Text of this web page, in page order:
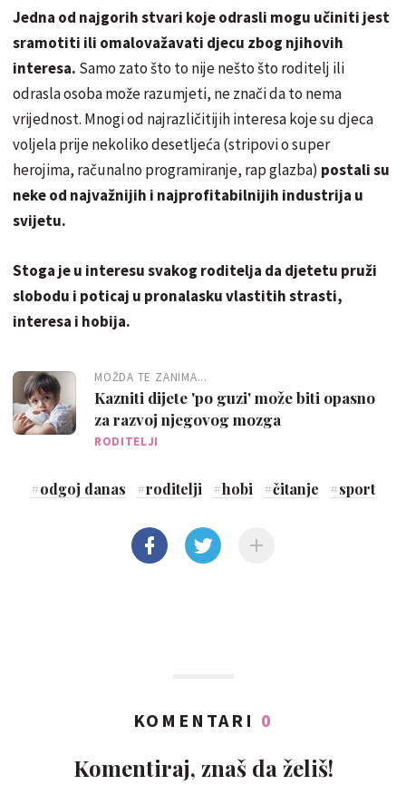
Jedna od najgorih stvari koje odrasli mogu učiniti jest
sramotiti ili omalovažavati djecu zbog njihovih
interesa. Samo zato što to nije nešto što roditelj ili
odrasla osoba može razumjeti, ne znači da to nema
vrijednost. Mnogi od najrazličitijih interesa koje su djeca
voljela prije nekoliko desetljeća (stripovi o super
herojima, računalno programiranje, rap glazba) postali su
neke od najvažnijih i najprofitabilnijih industrija u
svijetu.
Stoga je u interesu svakog roditelja da djetetu pruži
slobodu i poticaj u pronalasku vlastitih strasti,
interesa i hobija.
MOŽDA TE ZANIMA...
Kazniti dijete 'po guzi' može biti opasno
za razvoj njegovog mozga
RODITELJI
#odgoj danas #roditelji #hobi #čitanje #sport
KOMENTARI 0
Komentiraj, znaš da želiš!